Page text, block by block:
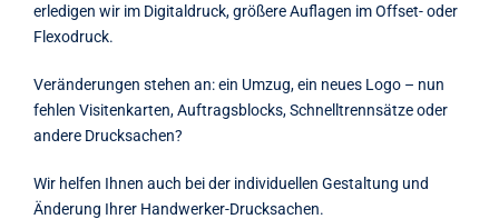
erledigen wir im Digitaldruck, größere Auflagen im Offset- oder
Flexodruck.
Veränderungen stehen an: ein Umzug, ein neues Logo – nun
fehlen Visitenkarten, Auftragsblocks, Schnelltrennsätze oder
andere Drucksachen?
Wir helfen Ihnen auch bei der individuellen Gestaltung und
Änderung Ihrer Handwerker-Drucksachen.